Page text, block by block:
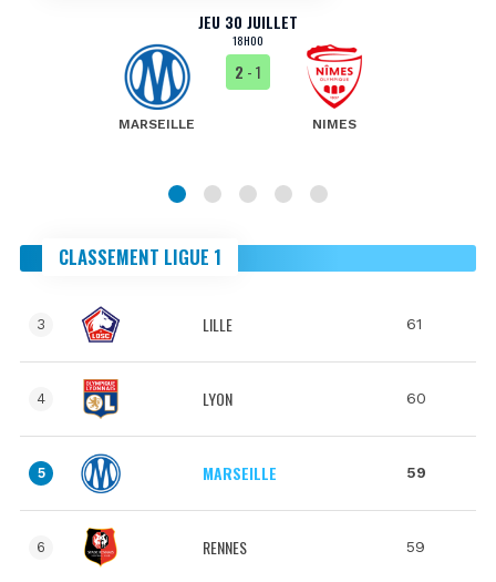
JEU 30 JUILLET
18H00
MARSEILLE
2 - 1
NIMES
CLASSEMENT LIGUE 1
3 LILLE 61
4 LYON 60
5 MARSEILLE 59
6 RENNES 59